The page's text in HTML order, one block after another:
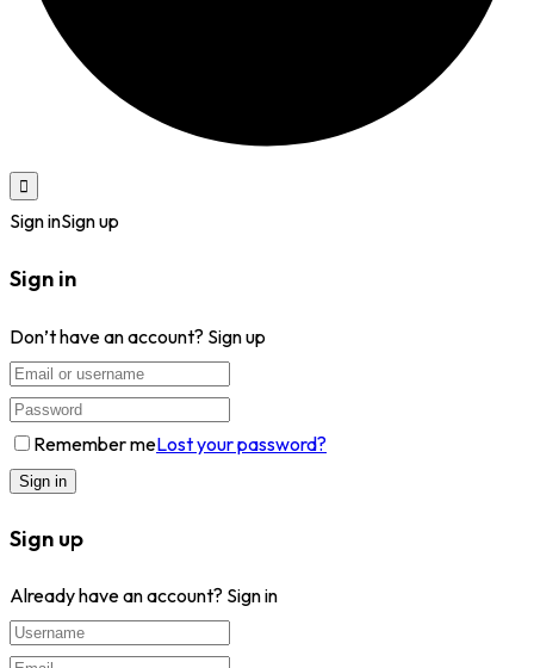
Sign inSign up
Sign in
Don’t have an account? Sign up
Remember meLost your password?
Sign up
Already have an account? Sign in